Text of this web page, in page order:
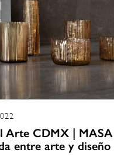
Arte CDMX |
entre arte y diseño